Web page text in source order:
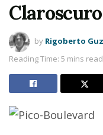
Claroscuro
by Rigoberto
Reading Time: 5 mins read